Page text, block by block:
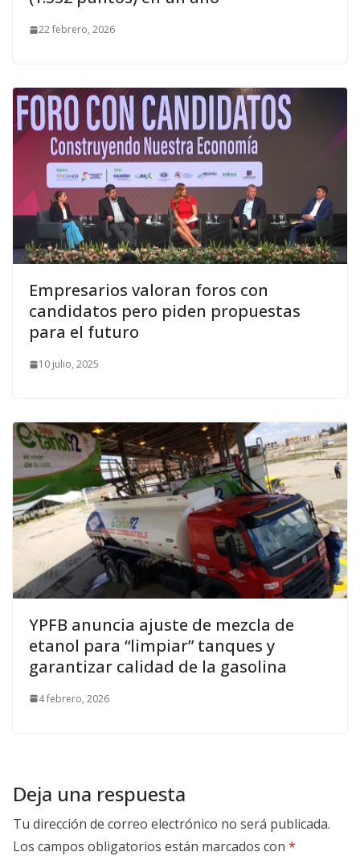
22 febrero, 2026
Empresarios valoran foros con
candidatos pero piden propuestas
para el futuro
10 julio, 2025
YPFB anuncia ajuste de mezcla de
etanol para “limpiar” tanques y
garantizar calidad de la gasolina
4 febrero, 2026
Deja una respuesta
Tu dirección de correo electrónico no será publicada.
Los campos obligatorios están marcados con *